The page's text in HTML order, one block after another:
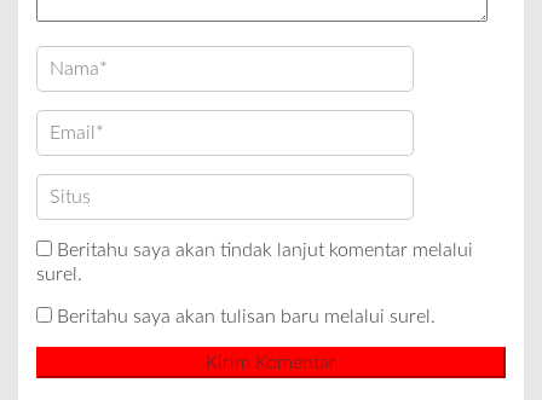
Beritahu saya akan tindak lanjut komentar melalui
surel.
Beritahu saya akan tulisan baru melalui surel.